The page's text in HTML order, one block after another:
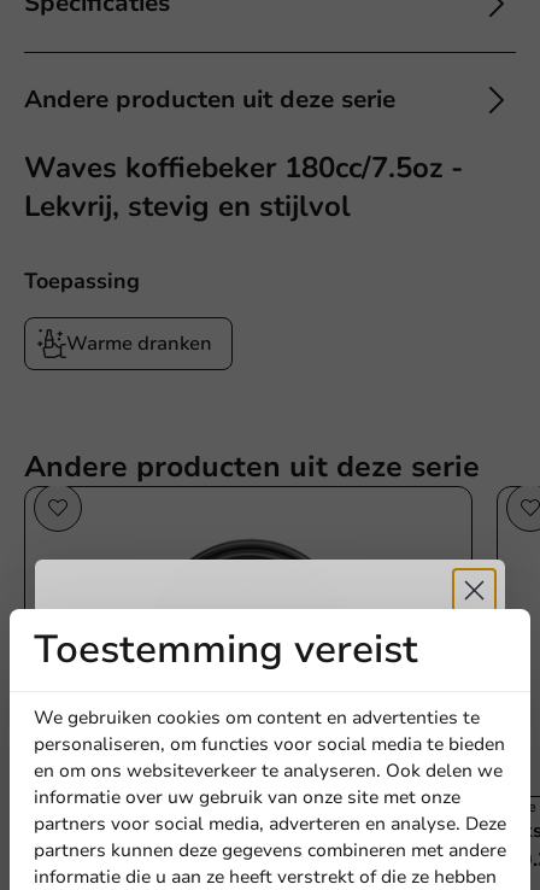
Andere producten uit deze serie
Waves koffiebeker 180cc/7.5oz -
Lekvrij, stevig en stijlvol
Toepassing
Warme dranken
Andere producten uit deze serie
Best verkocht
Deksel zwart (PS) voor koffiebeker
⌀70.3mm/6oz-7oz - 1.000 st.
Toestemming vereist
We gebruiken cookies om content en advertenties te
personaliseren, om functies voor social media te bieden
en om ons websiteverkeer te analyseren. Ook delen we
informatie over uw gebruik van onze site met onze
partners voor social media, adverteren en analyse. Deze
partners kunnen deze gegevens combineren met andere
informatie die u aan ze heeft verstrekt of die ze hebben
Ontvang5%
korting
Meld je aan voor onze
nieuwsbrief!